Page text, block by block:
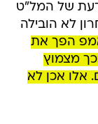
של המל"ט
לא הובילה
הפך את
מצמוץ
אלו אכן לא